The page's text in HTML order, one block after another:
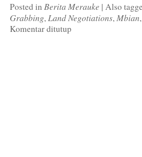
Posted inBerita Merauke | Also
Grabbing,Land Negotiations,Mbian,
Komentar ditutup